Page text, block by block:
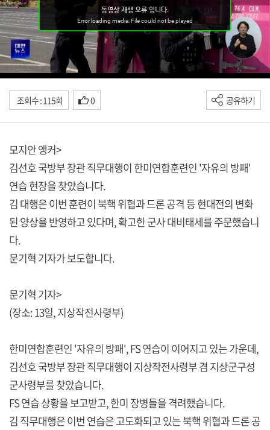
조회수 : 115회 0 공유하기
모지안 앵커>
김선호 국방부 장관 직무대행이 한미연합훈련인 '자유의 방패'
연습 현장을 찾았습니다.
김 대행은 이번 훈련이 북핵 위협과 드론 공격 등 현대전의 변화
된 양상을 반영하고 있다며, 확고한 군사 대비태세를 주문했습니
다.
문기혁 기자가 보도합니다.
문기혁 기자>
(장소: 13일, 지상작전사령부)
한미연합훈련인 '자유의 방패', FS 연습이 이어지고 있는 가운데,
김선호 국방부 장관 직무대행이 지상작전사령부 겸 지상군구성
군사령부를 찾았습니다.
FS 연습 상황을 보고받고, 한미 장병들을 격려했습니다.
김 직무대행은 이번 연습은 고도화되고 있는 북핵 위협과 드론 공